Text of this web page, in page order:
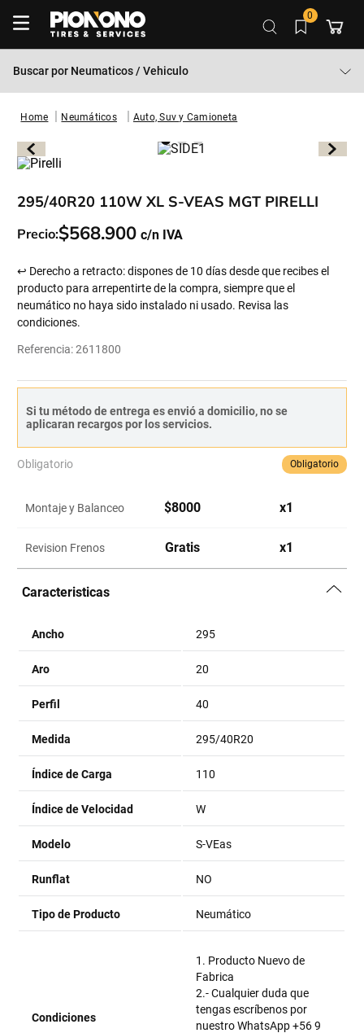
0
Buscar por Neumaticos / Vehiculo
Neumáticos Auto, Suv y Camioneta
295/40R20 110W XL S-VEAS MGT PIRELLI
Precio:$568.900
↩ Derecho a retracto: dispones de 10 días desde que recibes el
producto para arrepentirte de la compra, siempre que el
neumático no haya sido instalado ni usado. Revisa las
condiciones.
Referencia:2611800
Si tu método de entrega es envió a domicilio, no se
aplicaran recargos por los servicios.
Obligatorio Obligatorio
Montaje y Balanceo $8000 x1
Revision Frenos Gratis x1
Caracteristicas
Ancho 295
Aro 20
Perfil 40
Medida 295/40R20
Índice de Carga 110
Índice de Velocidad W
Modelo S-VEas
Runflat NO
Tipo de Producto Neumático
Condiciones
1. Producto Nuevo de
Fabrica
2.- Cualquier duda que
tengas escríbenos por
nuestro WhatsApp +56 9